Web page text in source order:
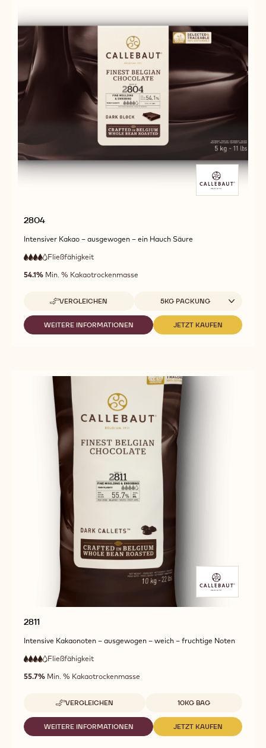
2804
Intensiver Kakao – ausgewogen – ein Hauch Säure
4
out
Fließfähigkeit
Fließfähigkeit
54.1% Min. % Kakaotrockenmasse
VERGLEICHEN
-
2804
Verfügbare Verpackungsgrößen
5KG PACKUNG
WEITERE INFORMATIONEN
-
JETZT KAUFEN
-
2811
Intensive Kakaonoten – ausgewogen – weich – fruchtige Noten
4
out
Fließfähigkeit
Fließfähigkeit
55.7% Min. % Kakaotrockenmasse
VERGLEICHEN
-
2811
Verfügbare Verpackungsgrößen
10KG BAG
WEITERE INFORMATIONEN
-
JETZT KAUFEN
-